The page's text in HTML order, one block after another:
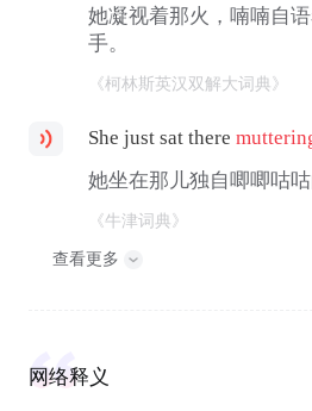
她凝视着那火，喃喃自
手。
《柯林斯英汉双解大词典》
She just sat there
她坐在那儿独自唧唧咕咕
《牛津词典》
查看更多
网络释义